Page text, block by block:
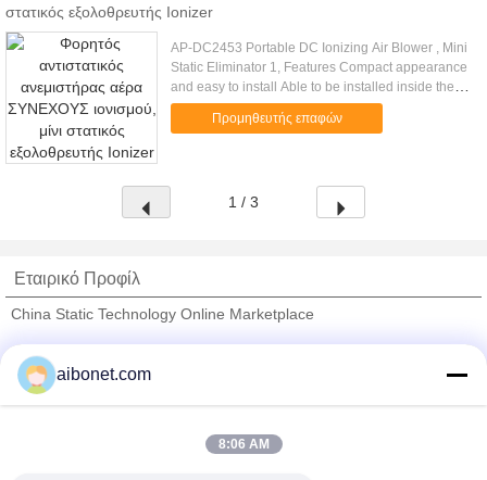
στατικός εξολοθρευτής Ionizer
AP-DC2453 Portable DC Ionizing Air Blower , Mini
Static Eliminator 1, Features Compact appearance
and easy to install Able to be installed inside the
devices for static removing Low power and long
service life ...Προμηθευτής επαφών
1 / 3
Εταιρικό Προφίλ
China Static Technology Online Marketplace
Trust Seal
aibonet.com
8:06 AM